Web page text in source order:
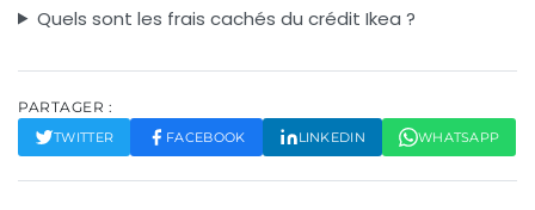
Quels sont les frais cachés du crédit Ikea ?
PARTAGER :
TWITTER FACEBOOK LINKEDIN WHATSAPP